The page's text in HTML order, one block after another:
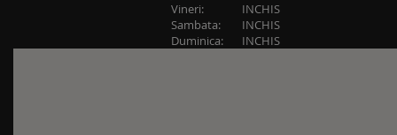
Vineri:
INCHIS
Sambata:
INCHIS
Duminica:
INCHIS